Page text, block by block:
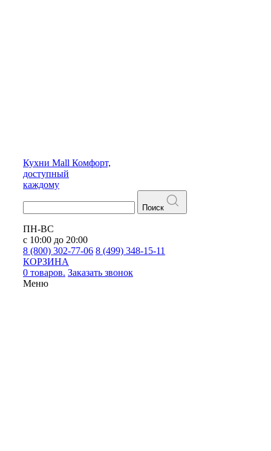
Кухни Mall Комфорт,
доступный
каждому
Поиск
ПН-ВС
с 10:00 до 20:00
8 (800) 302-77-06 8 (499) 348-15-11
КОРЗИНА
0 товаров. Заказать звонок
Меню